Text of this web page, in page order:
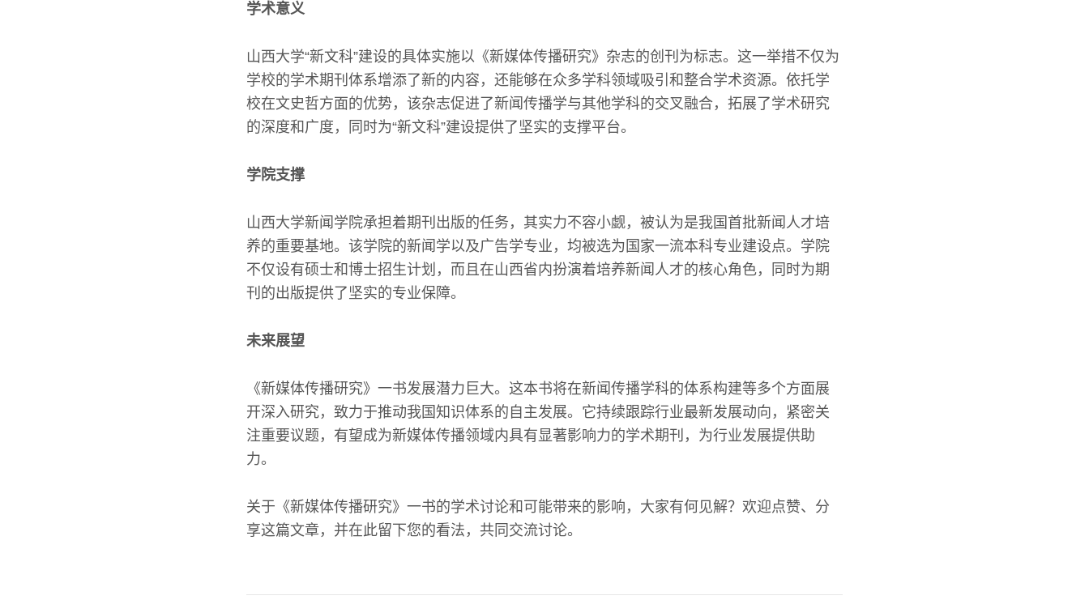
学术意义
山西大学“新文科”建设的具体实施以《新媒体传播研究》杂志的创刊为标志。这一举措不仅为
学校的学术期刊体系增添了新的内容，还能够在众多学科领域吸引和整合学术资源。依托学
校在文史哲方面的优势，该杂志促进了新闻传播学与其他学科的交叉融合，拓展了学术研究
的深度和广度，同时为“新文科”建设提供了坚实的支撑平台。
学院支撑
山西大学新闻学院承担着期刊出版的任务，其实力不容小觑，被认为是我国首批新闻人才培
养的重要基地。该学院的新闻学以及广告学专业，均被选为国家一流本科专业建设点。学院
不仅设有硕士和博士招生计划，而且在山西省内扮演着培养新闻人才的核心角色，同时为期
刊的出版提供了坚实的专业保障。
未来展望
《新媒体传播研究》一书发展潜力巨大。这本书将在新闻传播学科的体系构建等多个方面展
开深入研究，致力于推动我国知识体系的自主发展。它持续跟踪行业最新发展动向，紧密关
注重要议题，有望成为新媒体传播领域内具有显著影响力的学术期刊，为行业发展提供助
力。
关于《新媒体传播研究》一书的学术讨论和可能带来的影响，大家有何见解？欢迎点赞、分
享这篇文章，并在此留下您的看法，共同交流讨论。